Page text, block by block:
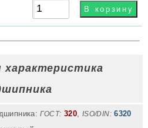
характеристика
ГОСТ: 320, ISO/DIN: 6320